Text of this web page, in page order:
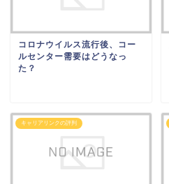
コロナウイルス流行後、コー
ルセンター需要はどうなっ
た？
キャリアリンクの評判